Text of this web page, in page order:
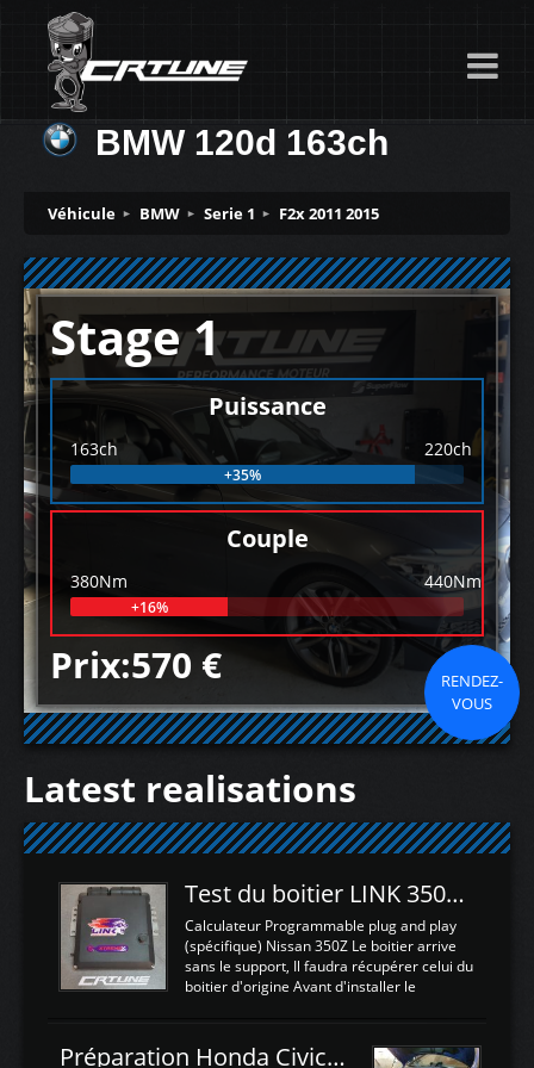
BMW 120d 163ch
Véhicule BMW Serie 1 F2x 2011 2015
Stage 1
Puissance
163ch 220ch
+35%
Couple
380Nm 440Nm
+16%
Prix:570 €
RENDEZ-
VOUS
Latest realisations
Test du boitier LINK 350Z Plugin ECU
Calculateur Programmable plug and play
(spécifique) Nissan 350Z Le boitier arrive
sans le support, Il faudra récupérer celui du
boitier d'origine Avant d'installer le
d'envoyer l'information de la large bande
Préparation Honda Civic Type R FK2